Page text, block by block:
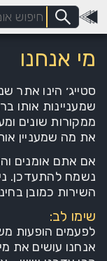
מי אנחנו
סטייג׳ הינו אתר
שמעניינות אותו
ממקורות שונים
את מה שמעניין
אם אתם אומנים
נשמח להתעדכן.
השירות כמובן
שימו לב:
לפעמים הופעות
אנחנו עושים את